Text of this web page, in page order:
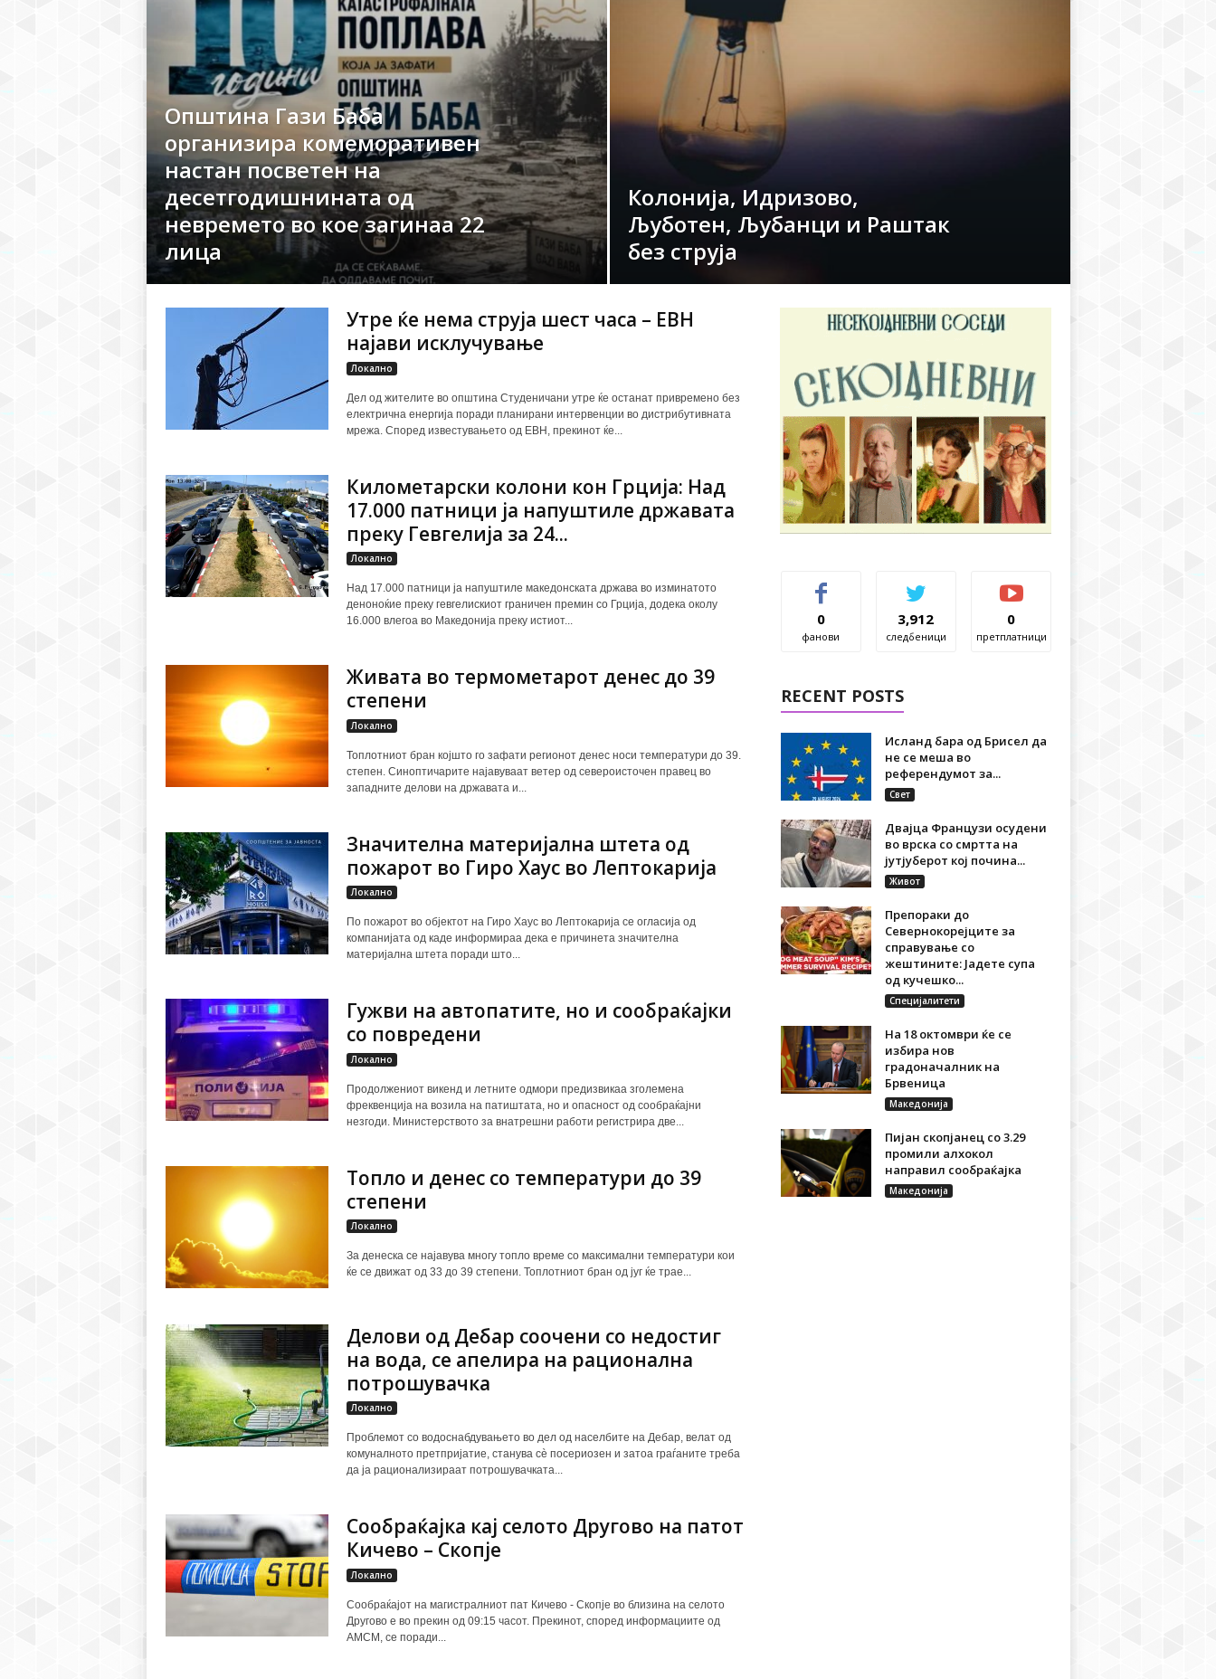
Општина Гази Баба
организира комеморативен
настан посветен на
десетгодишнината од
невремето во кое загинаа 22
лица
Колонија, Идризово,
Љуботен, Љубанци и Раштак
без струја
Утре ќе нема струја шест часа – ЕВН
најави исклучување
Локално
Дел од жителите во општина Студеничани утре ќе останат привремено без
електрична енергија поради планирани интервенции во дистрибутивната
мрежа. Според известувањето од ЕВН, прекинот ќе...
Километарски колони кон Грција: Над
17.000 патници ја напуштиле државата
преку Гевгелија за 24...
Локално
Над 17.000 патници ја напуштиле македонската држава во изминатото
деноноќие преку гевгелискиот граничен премин со Грција, додека околу
16.000 влегоа во Македонија преку истиот...
Живата во термометарот денес до 39
степени
Локално
Топлотниот бран којшто го зафати регионот денес носи температури до 39.
степен. Синоптичарите најавуваат ветер од североисточен правец во
западните делови на државата и...
Значителна материјална штета од
пожарот во Гиро Хаус во Лептокарија
Локално
По пожарот во објектот на Гиро Хаус во Лептокарија се огласија од
компанијата од каде информираа дека е причинета значителна
материјална штета поради што...
Гужви на автопатите, но и сообраќајки
со повредени
Локално
Продолжениот викенд и летните одмори предизвикаа зголемена
фреквенција на возила на патиштата, но и опасност од сообраќајни
незгоди. Министерството за внатрешни работи регистрира две...
Топло и денес со температури до 39
степени
Локално
За денеска се најавува многу топло време со максимални температури кои
ќе се движат од 33 до 39 степени. Топлотниот бран од југ ќе трае...
Делови од Дебар соочени со недостиг
на вода, се апелира на рационална
потрошувачка
Локално
Проблемот со водоснабдувањето во дел од населбите на Дебар, велат од
комуналното претпријатие, станува сè посериозен и затоа граѓаните треба
да ја рационализираат потрошувачката...
Сообраќајка кај селото Другово на патот
Кичево – Скопје
Локално
Сообраќајот на магистралниот пат Кичево - Скопје во близина на селото
Другово е во прекин од 09:15 часот. Прекинот, според информациите од
АМСМ, се поради...
0
фанови
3,912
следбеници
0
претплатници
RECENT POSTS
Исланд бара од Брисел да
не се меша во
референдумот за...
Свет
Двајца Французи осудени
во врска со смртта на
јутјуберот кој почина...
Живот
Препораки до
Севернокорејците за
справување со
жештините: Јадете супа
од кучешко...
Специјалитети
На 18 октомври ќе се
избира нов
градоначалник на
Брвеница
Македонија
Пијан скопјанец со 3.29
промили алхокол
направил сообраќајка
Македонија